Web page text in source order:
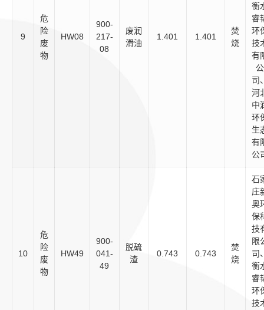
9
危
险
废
物
HW08
900-
217-
08
废润
滑油
1.401 1.401
焚
烧
衡
睿
环
技
有
公
司
河
中
环
生
有
公
10
危
险
废
物
HW49
900-
041-
49
脱硫
渣
0.743 0.743
焚
烧
石
庄
奥
保
技
限
司
衡
睿
环
技